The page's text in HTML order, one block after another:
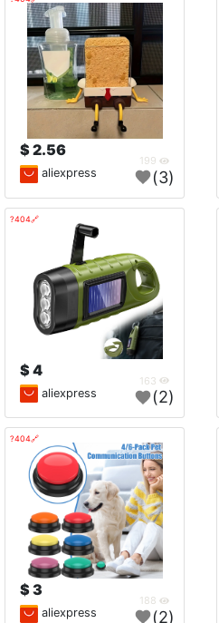
2.56 $
aliexpress (3)
🔗404?
4 $
aliexpress (2)
🔗404?
3 $
aliexpress (2)